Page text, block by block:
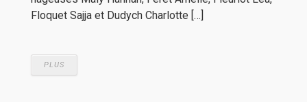
Floquet Sajja et Dudych Charlotte […]
PLUS